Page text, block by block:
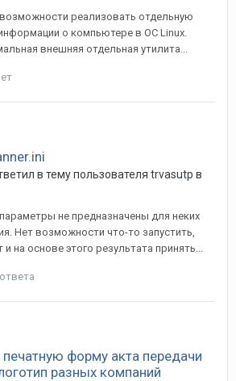
реализовать отдельную
о компьютере в ОС Linux.
внешняя отдельная утилита...
в тему пользователя trvasutp в
не предназначены для неких
Нет возможности что-то запустить,
и на основе этого результата принять...
форму акта передачи
разных компаний